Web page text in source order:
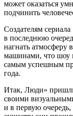
может оказаться
подчинить
Создателям
в последнюю
нагнать атмосферу
машинами, что шоу
самым успешным
года.
Итак, Люди»
своими
и в первую